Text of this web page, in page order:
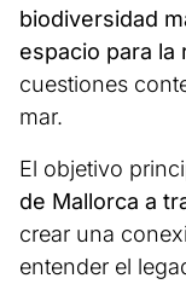
biodiversidad
espacio para
cuestiones
mar.
El objetivo
de Mallorca a
crear una
entender el